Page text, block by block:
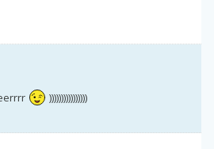
))))))))))))))))